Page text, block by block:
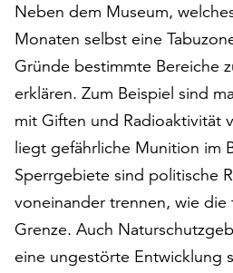
Klicken
Sie
auf
„Alle
akzeptieren“,
alle
Cookies
zu
akzeptieren.
Sie
können
Neben dem Museum,
Monaten selbst eine
Gründe bestimmte Bereiche
erklären. Zum Beispiel sind
mit Giften und Radioaktivität
liegt gefährliche Munition im
Sperrgebiete sind politische
voneinander trennen, wie
Grenze. Auch
eine ungestörte Entwicklung